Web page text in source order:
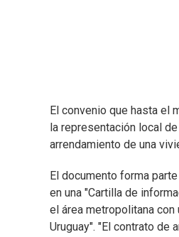
El convenio que hasta el
la representación local
arrendamiento de una
El documento forma
en una "Cartilla de
el área metropolitana
Uruguay". "El contrato de